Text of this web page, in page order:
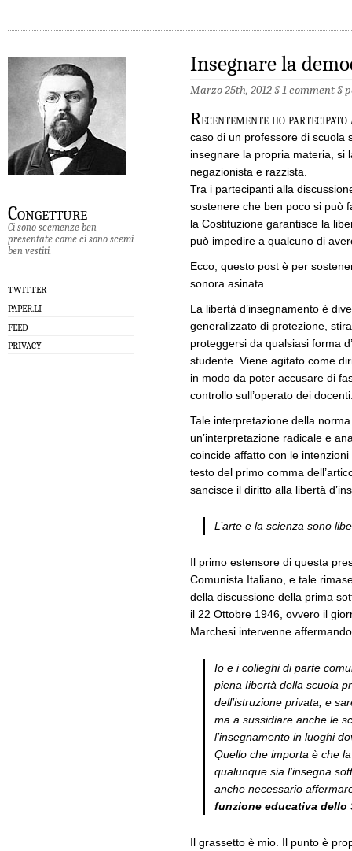
Congetture
Ci sono scemenze ben
presentate come ci sono scemi
ben vestiti.
TWITTER
PAPER.LI
FEED
PRIVACY
Insegnare la
Marzo 25th, 2012 §1 comment§
Recentemente ho
caso di un professore di scuola
insegnare la propria materia, si
negazionista e razzista.
Tra i partecipanti alla
sostenere che ben poco si può
la Costituzione garantisce la
può impedire a qualcuno di
Ecco, questo post è per
sonora asinata.
La libertà d’insegnamento è
generalizzato di protezione,
proteggersi da qualsiasi forma
studente. Viene agitato come
in modo da poter accusare di
controllo sull’operato dei
Tale interpretazione della
un’interpretazione radicale e
coincide affatto con le
testo del primo comma
sancisce il diritto alla libertà
L’arte e la scienza sono
Il primo estensore di questa
Comunista Italiano, e tale
della discussione della prima
il 22 Ottobre 1946, ovvero il
Marchesi intervenne
Io e i colleghi di parte
piena Iibertà della scuola
dell’istruzione privata, e
ma a sussidiare anche le
l’insegnamento in luoghi
Quello che importa è che
qualunque sia l’insegna
anche necessario
funzione educativa dello
Il grassetto è mio. Il punto è